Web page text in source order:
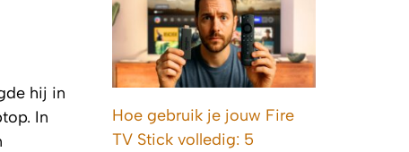
hij in
In
Hoe gebruik je jouw Fire
TV Stick volledig: 5